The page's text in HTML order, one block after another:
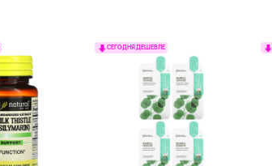
СЕГОДНЯ ДЕШЕВЛЕ